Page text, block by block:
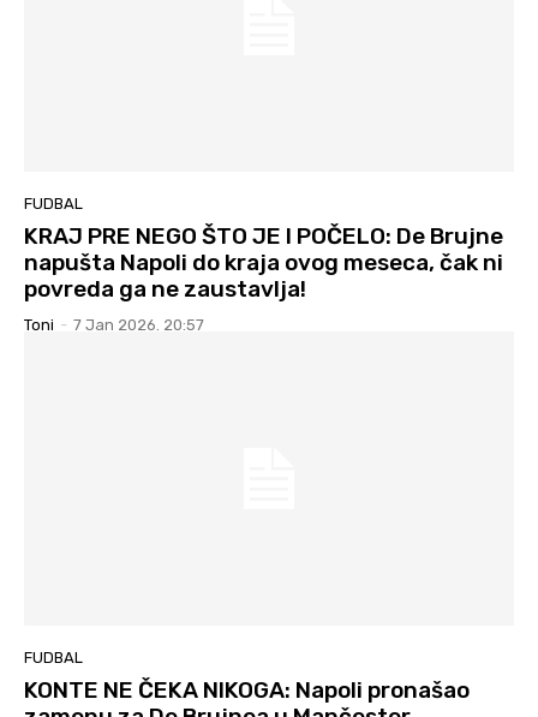
FUDBAL
KRAJ PRE NEGO ŠTO JE I POČELO: De Brujne
napušta Napoli do kraja ovog meseca, čak ni
povreda ga ne zaustavlja!
Toni - 7 Jan 2026. 20:57
FUDBAL
KONTE NE ČEKA NIKOGA: Napoli pronašao